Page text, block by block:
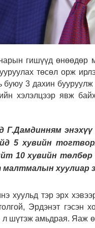
гишүүд өнөөдөр
төсөл орж
3 дахин
хэлэлцээр явж
Г.Дамдинням
5 хувийн
10 хувийн төлбөр
хуулиар
тэр эрх
Эрдэнэт гэсэн
л шүтэж амьдрая.